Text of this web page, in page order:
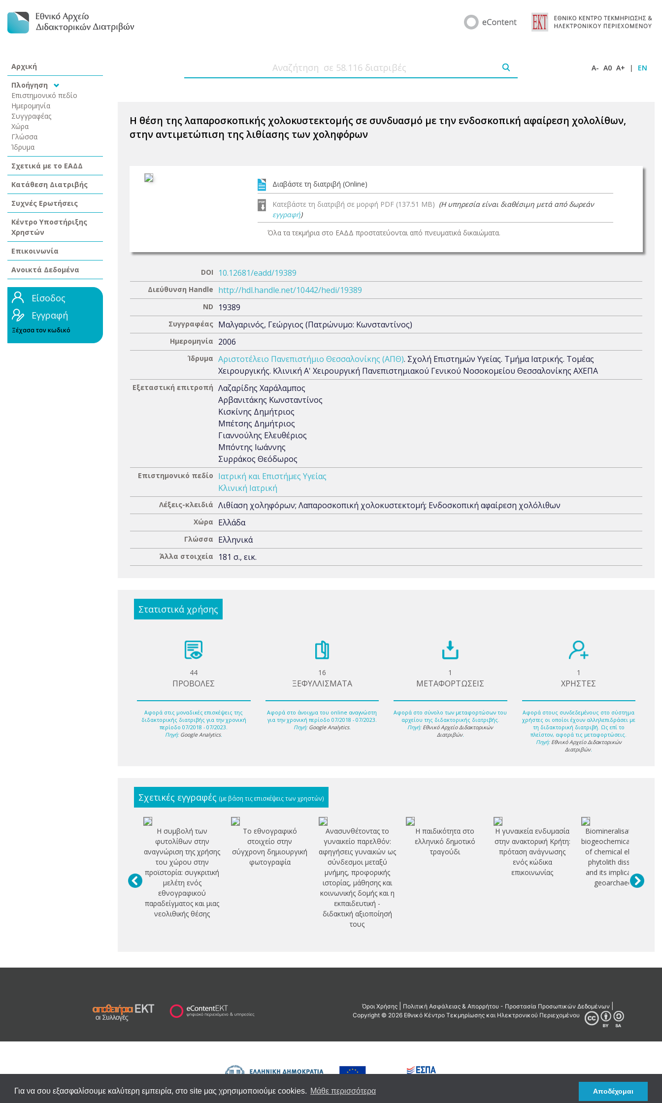
Για να σου εξασφαλίσουμε καλύτερη εμπειρία, στο site μας χρησιμοποιούμε cookies. Μάθε περισσότερα Αποδέχομαι
Αρχική
Πλοήγηση
Επιστημονικό πεδίο
Ημερομηνία
Συγγραφέας
Χώρα
Γλώσσα
Ίδρυμα
Σχετικά με το ΕΑΔΔ
Κατάθεση Διατριβής
Συχνές Ερωτήσεις
Κέντρο Υποστήριξης
Χρηστών
Επικοινωνία
Ανοικτά Δεδομένα
Είσοδος
Εγγραφή
Ξέχασα τον κωδικό
A- A0 A+ | EN
Η θέση της λαπαροσκοπικής χολοκυστεκτομής σε συνδυασμό με την ενδοσκοπική αφαίρεση χολολίθων,
στην αντιμετώπιση της λιθίασης των χοληφόρων
Διαβάστε τη διατριβή (Online)
Κατεβάστε τη διατριβή σε μορφή PDF (137.51 MB) (Η υπηρεσία είναι διαθέσιμη μετά από δωρεάν
εγγραφή)
Όλα τα τεκμήρια στο ΕΑΔΔ προστατεύονται από πνευματικά δικαιώματα.
DOI 10.12681/eadd/19389
Διεύθυνση Handle http://hdl.handle.net/10442/hedi/19389
ND 19389
Συγγραφέας Μαλγαρινός, Γεώργιος (Πατρώνυμο: Κωνσταντίνος)
Ημερομηνία 2006
Ίδρυμα Αριστοτέλειο Πανεπιστήμιο Θεσσαλονίκης (ΑΠΘ). Σχολή Επιστημών Υγείας. Τμήμα Ιατρικής. Τομέας
Χειρουργικής. Κλινική Α' Χειρουργική Πανεπιστημιακού Γενικού Νοσοκομείου Θεσσαλονίκης ΑΧΕΠΑ
Εξεταστική επιτροπή Λαζαρίδης Χαράλαμπος
Αρβανιτάκης Κωνσταντίνος
Κισκίνης Δημήτριος
Μπέτσης Δημήτριος
Γιαννούλης Ελευθέριος
Μπόντης Ιωάννης
Συρράκος Θεόδωρος
Επιστημονικό πεδίο
Ιατρική και Επιστήμες Υγείας
Κλινική Ιατρική
Λέξεις-κλειδιά Λιθίαση χοληφόρων; Λαπαροσκοπική χολοκυστεκτομή; Ενδοσκοπική αφαίρεση χολόλιθων
Χώρα Ελλάδα
Γλώσσα Ελληνικά
Άλλα στοιχεία 181 σ., εικ.
Στατιστικά χρήσης
44
ΠΡΟΒΟΛΕΣ
Αφορά στις μοναδικές επισκέψεις της
διδακτορικής διατριβής για την χρονική
περίοδο 07/2018 - 07/2023.
Πηγή: Google Analytics.
16
ΞΕΦΥΛΛΙΣΜΑΤΑ
Αφορά στο άνοιγμα του online αναγνώστη
για την χρονική περίοδο 07/2018 - 07/2023.
Πηγή: Google Analytics.
1
ΜΕΤΑΦΟΡΤΩΣΕΙΣ
Αφορά στο σύνολο των μεταφορτώσων του
αρχείου της διδακτορικής διατριβής.
Πηγή: Εθνικό Αρχείο Διδακτορικών
Διατριβών.
1
ΧΡΗΣΤΕΣ
Αφορά στους συνδεδεμένους στο σύστημα
χρήστες οι οποίοι έχουν αλληλεπιδράσει με
τη διδακτορική διατριβή. Ως επί το
πλείστον, αφορά τις μεταφορτώσεις.
Πηγή: Εθνικό Αρχείο Διδακτορικών
Διατριβών.
Σχετικές εγγραφές (με βάση τις επισκέψεις των χρηστών)
H συμβολή των
φυτολίθων στην
αναγνώριση της χρήσης
του χώρου στην
προϊστορία: συγκριτική
μελέτη ενός
εθνογραφικού
παραδείγματος και μιας
νεολιθικής θέσης
Το εθνογραφικό
στοιχείο στην
σύγχρονη δημιουργική
φωτογραφία
Ανασυνθέτοντας το
γυναικείο παρελθόν:
αφηγήσεις γυναικών ως
σύνδεσμοι μεταξύ
μνήμης, προφορικής
ιστορίας, μάθησης και
κοινωνικής δομής και η
εκπαιδευτική -
διδακτική αξιοποίησή
τους
Η παιδικότητα στο
ελληνικό δημοτικό
τραγούδι
Η γυναικεία ενδυμασία
στην ανακτορική Κρήτη:
πρόταση ανάγνωσης
ενός κώδικα
επικοινωνίας
Biomineralisation and
biogeochemical mobility
of chemical elements:
phytolith dissolution
and its implications in
geoarchaeology